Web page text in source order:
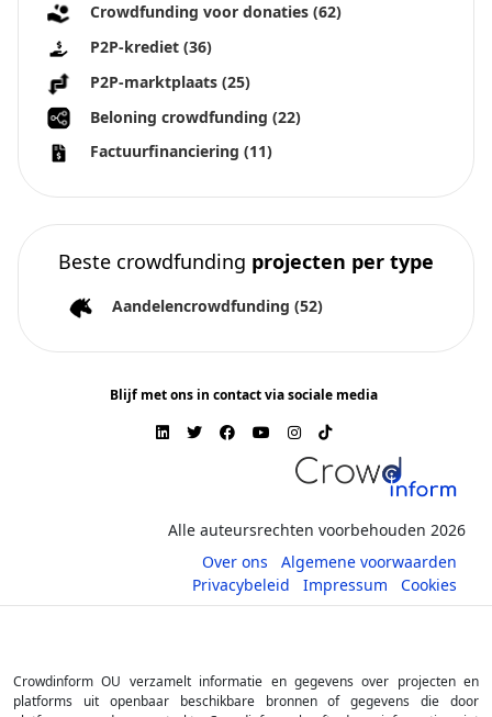
Crowdfunding voor donaties (62)
P2P-krediet (36)
P2P-marktplaats (25)
Beloning crowdfunding (22)
Factuurfinanciering (11)
Beste crowdfunding projecten per type
Aandelencrowdfunding (52)
Blijf met ons in contact via sociale media
Alle auteursrechten voorbehouden 2026
Over ons
Algemene voorwaarden
Privacybeleid
Impressum Cookies
Crowdinform OU verzamelt informatie en gegevens over projecten en
platforms uit openbaar beschikbare bronnen of gegevens die door